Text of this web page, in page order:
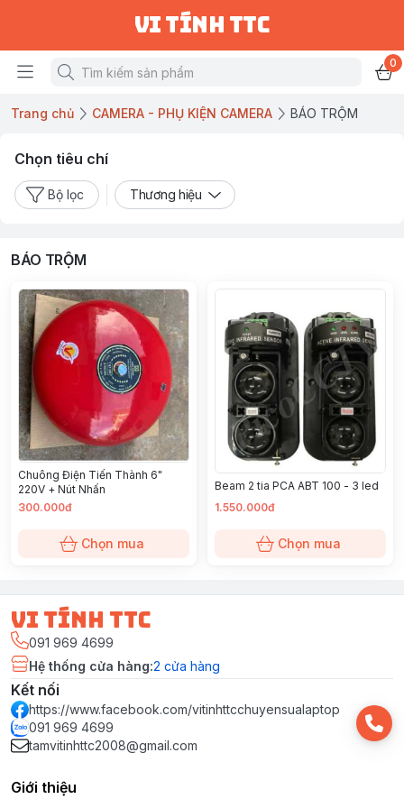
vi tính ttc
0
Trang chủ CAMERA - PHỤ KIỆN CAMERA BÁO TRỘM
Chọn tiêu chí
Bộ lọc Thương hiệu
BÁO TRỘM
Chuông Điện Tiến Thành 6"
220V + Nút Nhấn
300.000đ
Chọn mua
Beam 2 tia PCA ABT 100 - 3 led
1.550.000đ
Chọn mua
vi tính ttc
091 969 4699
Hệ thống cửa hàng:2 cửa hàng
Kết nối
https://www.facebook.com/vitinhttcchuyensualaptop
091 969 4699
tamvitinhttc2008@gmail.com
Giới thiệu